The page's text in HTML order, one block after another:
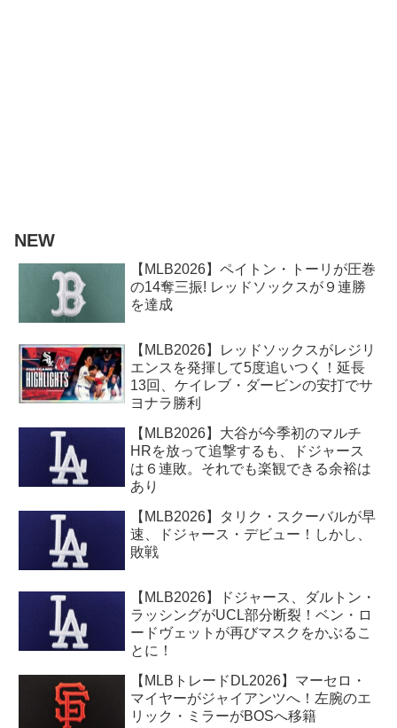
NEW
【MLB2026】ペイトン・トーリが圧巻
の14奪三振! レッドソックスが９連勝
を達成
【MLB2026】レッドソックスがレジリ
エンスを発揮して5度追いつく！延長
13回、ケイレブ・ダービンの安打でサ
ヨナラ勝利
【MLB2026】大谷が今季初のマルチ
HRを放って追撃するも、ドジャース
は６連敗。それでも楽観できる余裕は
あり
【MLB2026】タリク・スクーバルが早
速、ドジャース・デビュー！しかし、
敗戦
【MLB2026】ドジャース、ダルトン・
ラッシングがUCL部分断裂！ベン・ロ
ードヴェットが再びマスクをかぶるこ
とに！
【MLBトレードDL2026】マーセロ・
マイヤーがジャイアンツへ！左腕のエ
リック・ミラーがBOSへ移籍